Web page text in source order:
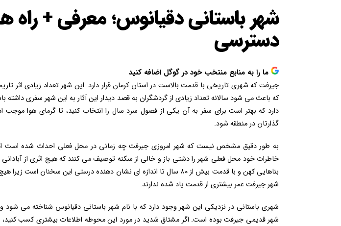
شهر باستانی دقیانوس؛ معرفی + راه
دسترسی
ما را به منابع منتخب خود در گوگل اضافه کنید
جیرفت که شهری تاریخی با قدمت بالاست در استان کرمان قرار دارد. این شهر تعداد زیادی اثر
که باعث می شود سالانه تعداد زیادی از گردشگران به قصد دیدار این آثار به این شهر سفری
دارد که بهتر است برای سفر به آن یکی از فصول سرد سال را انتخاب کنید، تا گرمای هوا
گذارتان در منطقه شود.
به طور دقیق مشخص نیست که شهر امروزی جیرفت چه زمانی در محل فعلی احداث شده است
خاطرات خود محل فعلی شهر را دشتی باز و خالی از سکنه توصیف می کنند که هیچ اثری از
بناهایی کهن و با قدمت بیش از ۸۰ سال تا اندازه ای نشان دهنده‌ درستی این سخنان
شهر جیرفت عمر بیشتری از قدمت یاد شده ندارند.
شهری باستانی در نزدیکی این شهر وجود دارد که با نام شهر باستانی دقیانوس شناخته می
شهر قدیمی جیرفت بوده است. اگر مشتاق شدید در مورد این محوطه اطلاعات بیشتری کسب کنید،